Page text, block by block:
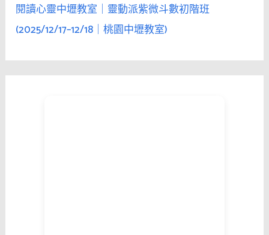
閱讀心靈中壢教室｜靈動派紫微斗數初階班
(2025/12/17–12/18｜桃園中壢教室)